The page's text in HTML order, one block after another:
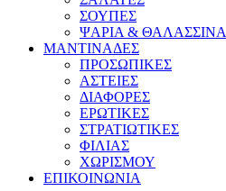
ΣΟΥΠΕΣ
ΨΑΡΙΑ & ΘΑΛΑΣΣΙΝΑ
ΜΑΝΤΙΝΑΔΕΣ
ΠΡΟΣΩΠΙΚΕΣ
ΑΣΤΕΙΕΣ
ΔΙΑΦΟΡΕΣ
ΕΡΩΤΙΚΕΣ
ΣΤΡΑΤΙΩΤΙΚΕΣ
ΦΙΛΙΑΣ
ΧΩΡΙΣΜΟΥ
ΕΠΙΚΟΙΝΩΝΙΑ